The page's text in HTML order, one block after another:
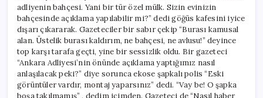
adliyenin bahçesi. Yani bir tür özel mülk. Sizin evinizin
bahçesinde açıklama yapılabilir mi?” dedi göğüs kafesini iyice
dışarı çıkararak. Gazeteciler bir sabır çekip “Burası kamusal
alan. Üstelik burası kaldırım, ne bahçesi, ne avlusu!” deyince
top karşı tarafa geçti, yine bir sessizlik oldu. Bir gazeteci
“Ankara Adliyesi’nin önünde açıklama yaptığımız nasıl
anlaşılacak peki?” diye sorunca ekose şapkalı polis “Eski
görüntüler vardır, montaj yaparsınız” dedi. “Vay be! O şapka
boşa takılmamış” , dedim içimden. Gazeteci de “Nasıl haber